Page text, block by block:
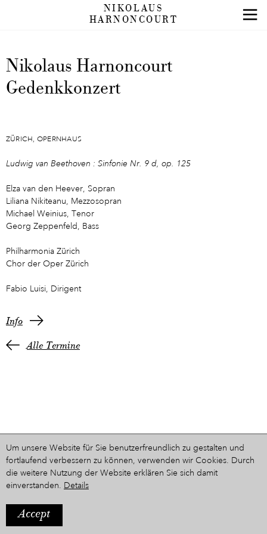
NIKOLAUS
HARNONCOURT
Nikolaus Harnoncourt
Gedenkkonzert
ZÜRICH, OPERNHAUS
Ludwig van Beethoven : Sinfonie Nr. 9 d, op. 125
Elza van den Heever, Sopran
Liliana Nikiteanu, Mezzosopran
Michael Weinius, Tenor
Georg Zeppenfeld, Bass
Philharmonia Zürich
Chor der Oper Zürich
Fabio Luisi, Dirigent
Info
Alle Termine
Ein Projekt aus dem Hause
Um unsere Website für Sie benutzerfreundlich zu gestalten und
fortlaufend verbessern zu können, verwenden wir Cookies. Durch
die weitere Nutzung der Website erklären Sie sich damit
einverstanden. Details
Accept